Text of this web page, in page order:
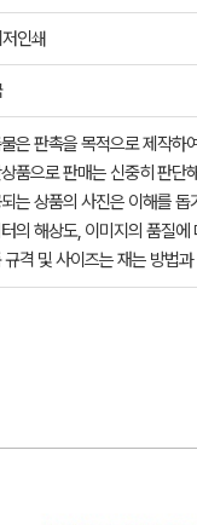
인쇄
은 판촉을 목적으로 제작하
품으로 판매는 신중히 판단
는 상품의 사진은 이해를
의 해상도, 이미지의 품질
규격 및 사이즈는 재는 방법